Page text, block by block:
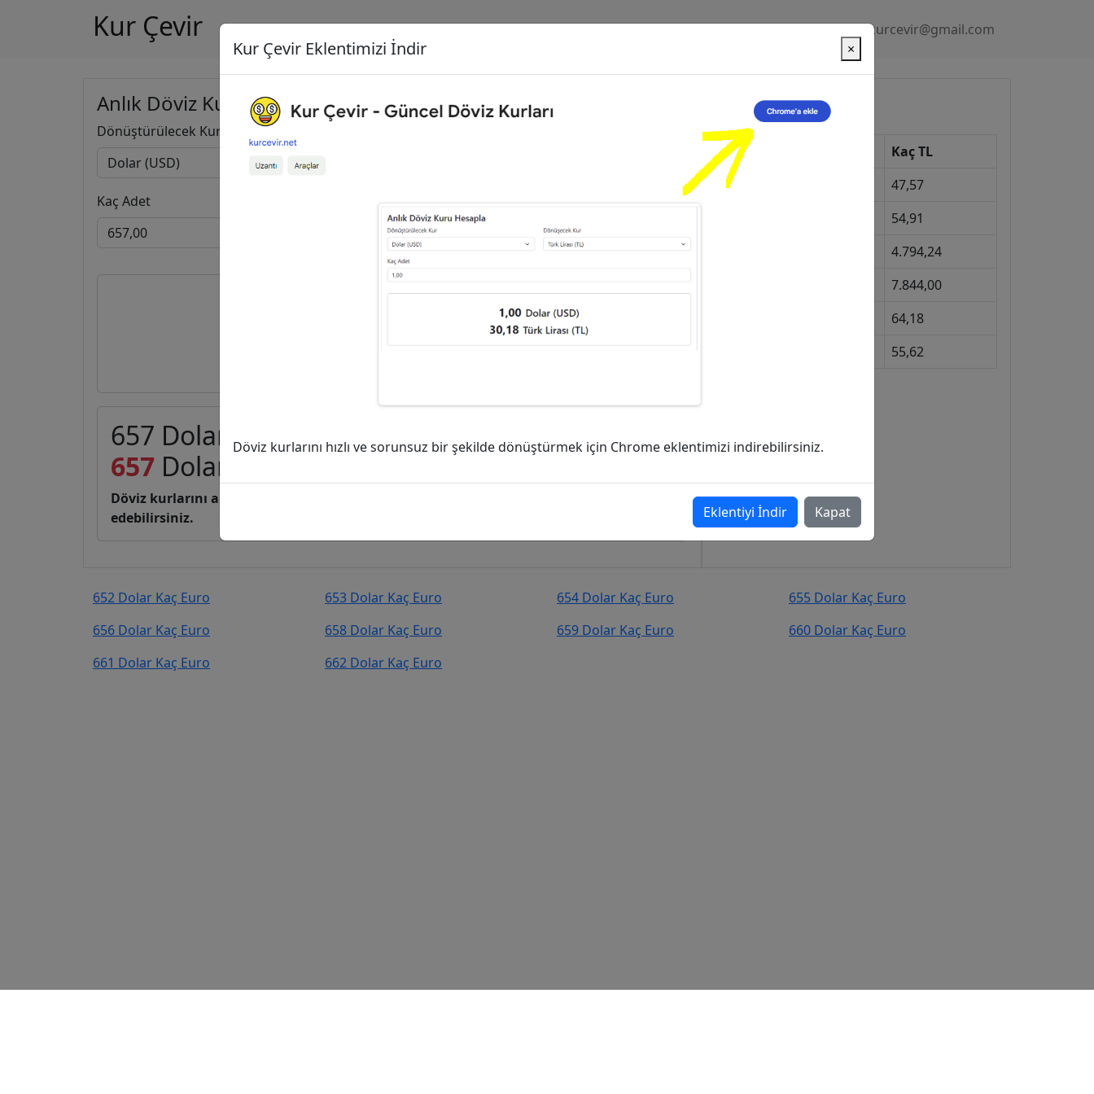
Kur Çevir Gizlilik Politikası kurcevir@gmail.com
Anlık Döviz Kuru Hesapla
Dönüştürülecek Kur
Kaç Adet
Dolar (USD)
657 Dolar (USD) kaç Euro (EUR)?
657 Dolar
Döviz kurlarını anlık, canlı, basit bir şekilde kurcevir.net adresinden takip
edebilirsiniz.
Güncel Kurlar
Kur
Kaç TL
Dolar
47,57
54,91
4.794,24
7.844,00
64,18
55,62
652 Dolar Kaç Euro 653 Dolar Kaç Euro 654 Dolar Kaç Euro
655 Dolar Kaç Euro
656 Dolar Kaç Euro
658 Dolar Kaç Euro 659 Dolar Kaç Euro
660 Dolar Kaç Euro
661 Dolar Kaç Euro
662 Dolar Kaç Euro
Kur Çevir Eklentimizi İndir ×
Döviz kurlarını hızlı ve sorunsuz bir şekilde dönüştürmek için Chrome eklentimizi indirebilirsiniz.
Eklentiyi İndir Kapat